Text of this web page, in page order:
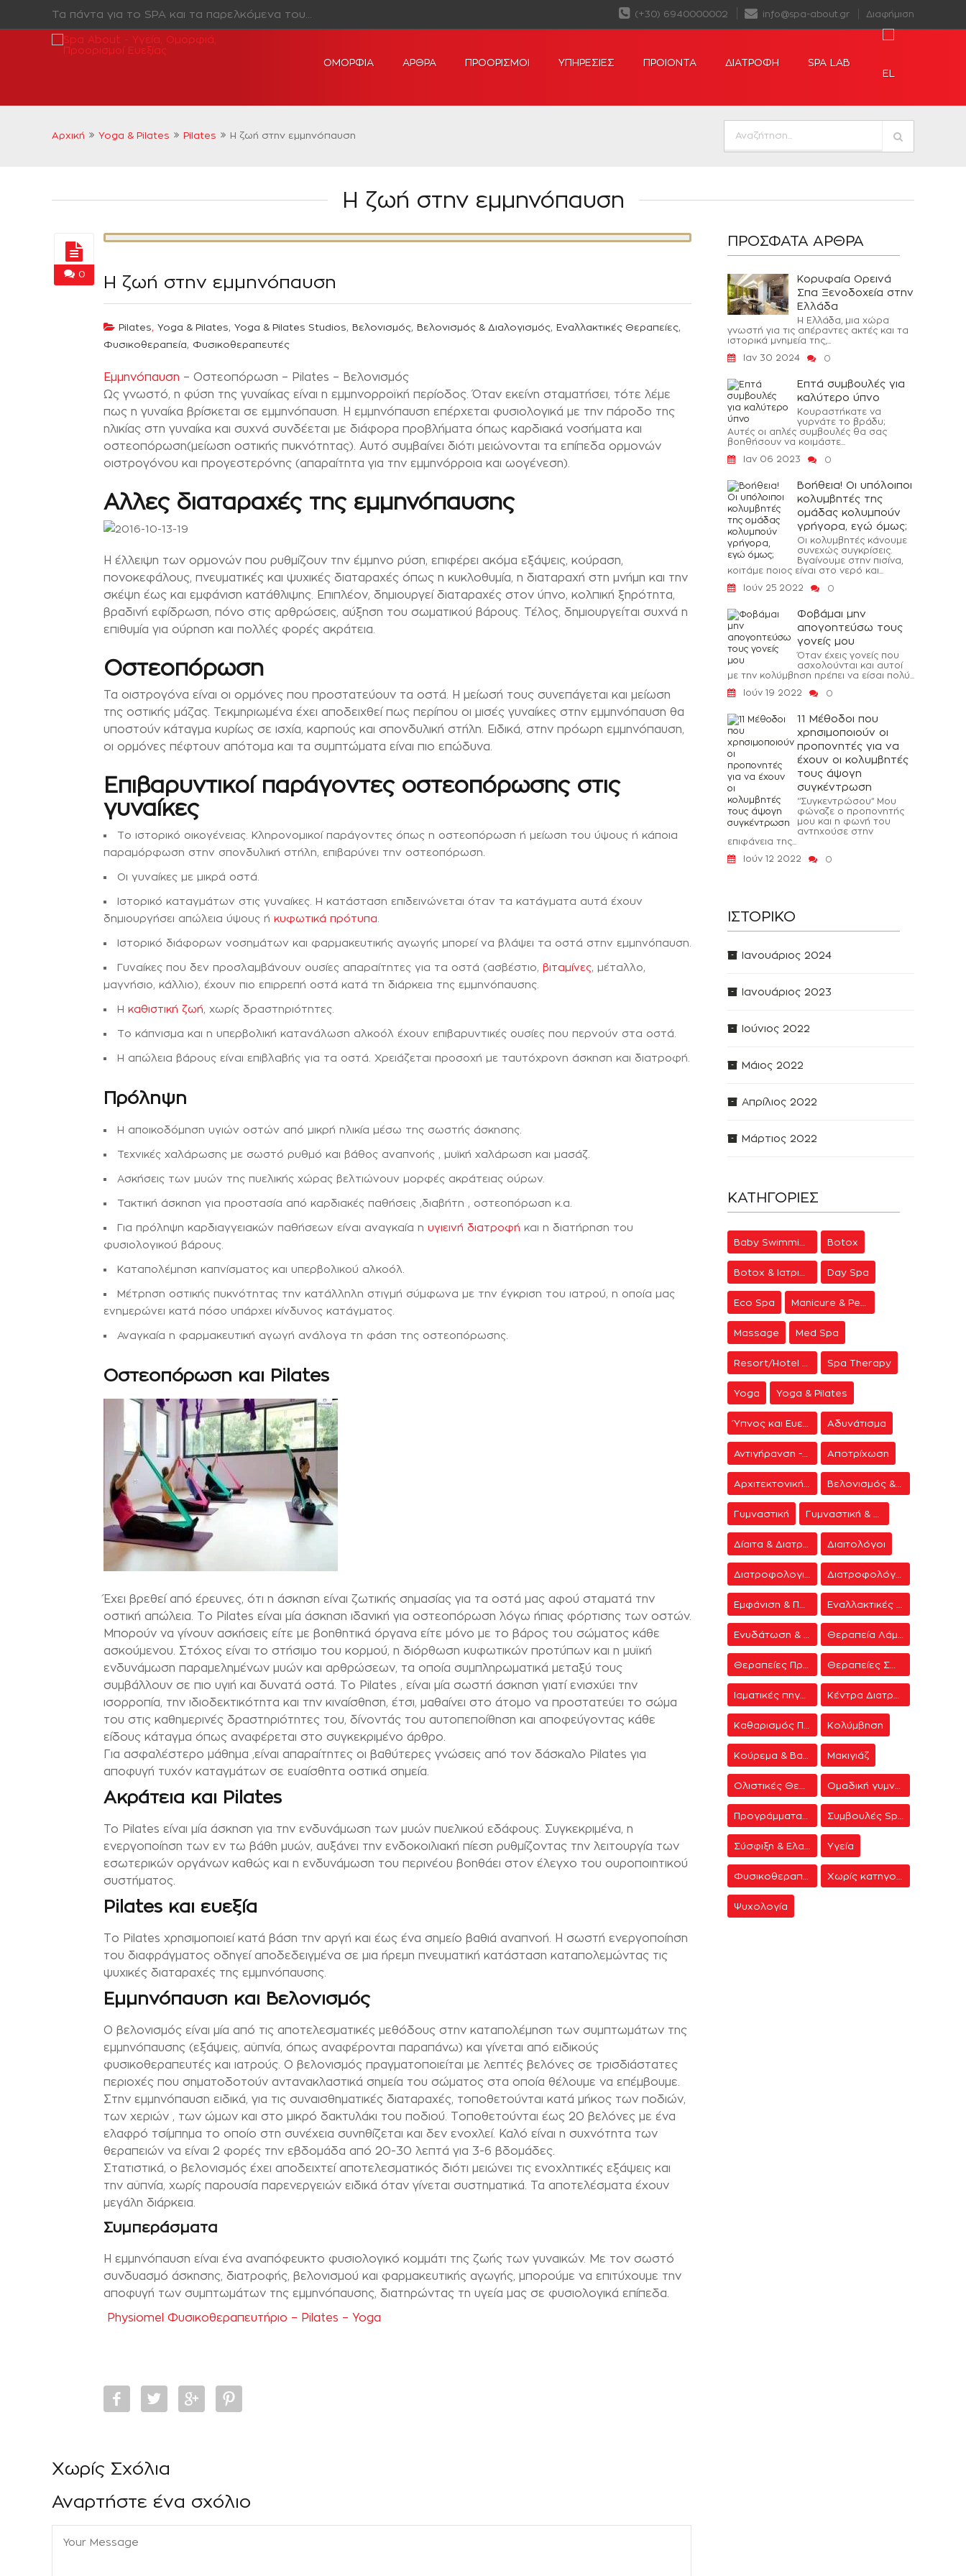
Τα πάντα για το SPA και τα παρελκόμενα του… (+30) 6940000002 info@spa-about.gr Διαφήμιση
ΟΜΟΡΦΙΑ ΑΡΘΡΑ ΠΡΟΟΡΙΣΜΟΙ ΥΠΗΡΕΣΙΕΣ ΠΡΟΙΟΝΤΑ ΔΙΑΤΡΟΦΗ SPA LAB
Αρχική Yoga & Pilates Pilates Η ζωή στην εμμηνόπαυση
Η ζωή στην εμμηνόπαυση
0 Η ζωή στην εμμηνόπαυση
Pilates, Yoga & Pilates, Yoga & Pilates Studios, Βελονισμός, Βελονισμός & Διαλογισμός, Εναλλακτικές Θεραπείες,
Φυσικοθεραπεία, Φυσικοθεραπευτές
Εμμηνόπαυση – Οστεοπόρωση – Pilates – Βελονισμός
Ως γνωστό, η φύση της γυναίκας είναι η εμμηνορροϊκή περίοδος. Όταν εκείνη σταματήσει, τότε λέμε
πως η γυναίκα βρίσκεται σε εμμηνόπαυση. Η εμμηνόπαυση επέρχεται φυσιολογικά με την πάροδο της
ηλικίας στη γυναίκα και συχνά συνδέεται με διάφορα προβλήματα όπως καρδιακά νοσήματα και
οστεοπόρωση(μείωση οστικής πυκνότητας). Αυτό συμβαίνει διότι μειώνονται τα επίπεδα ορμονών
οιστρογόνου και προγεστερόνης (απαραίτητα για την εμμηνόρροια και ωογένεση).
Αλλες διαταραχές της εμμηνόπαυσης
Η έλλειψη των ορμονών που ρυθμίζουν την έμμηνο ρύση, επιφέρει ακόμα εξάψεις, κούραση,
πονοκεφάλους, πνευματικές και ψυχικές διαταραχές όπως η κυκλοθυμία, η διαταραχή στη μνήμη και την
σκέψη έως και εμφάνιση κατάθλιψης. Επιπλέον, δημιουργεί διαταραχές στον ύπνο, κολπική ξηρότητα,
βραδινή εφίδρωση, πόνο στις αρθρώσεις, αύξηση του σωματικού βάρους. Τέλος, δημιουργείται συχνά η
επιθυμία για ούρηση και πολλές φορές ακράτεια.
Οστεοπόρωση
Τα οιστρογόνα είναι οι ορμόνες που προστατεύουν τα οστά. Η μείωσή τους συνεπάγεται και μείωση
της οστικής μάζας. Τεκμηριωμένα έχει αποδειχθεί πως περίπου οι μισές γυναίκες στην εμμηνόπαυση θα
υποστούν κάταγμα κυρίως σε ισχία, καρπούς και σπονδυλική στήλη. Ειδικά, στην πρόωρη εμμηνόπαυση,
οι ορμόνες πέφτουν απότομα και τα συμπτώματα είναι πιο επώδυνα.
Επιβαρυντικοί παράγοντες οστεοπόρωσης στις
γυναίκες
Το ιστορικό οικογένειας. Κληρονομικοί παράγοντες όπως η οστεοπόρωση ή μείωση του ύψους ή κάποια
παραμόρφωση στην σπονδυλική στήλη, επιβαρύνει την οστεοπόρωση.
Οι γυναίκες με μικρά οστά.
Ιστορικό καταγμάτων στις γυναίκες. Η κατάσταση επιδεινώνεται όταν τα κατάγματα αυτά έχουν
δημιουργήσει απώλεια ύψους ή κυφωτικά πρότυπα
Ιστορικό διάφορων νοσημάτων και φαρμακευτικής αγωγής μπορεί να βλάψει τα οστά στην εμμηνόπαυση.
Γυναίκες που δεν προσλαμβάνουν ουσίες απαραίτητες για τα οστά (ασβέστιο, βιταμίνες, μέταλλο,
μαγνήσιο, κάλλιο), έχουν πιο επιρρεπή οστά κατά τη διάρκεια της εμμηνόπαυσης.
Η καθιστική ζωή, χωρίς δραστηριότητες.
Το κάπνισμα και η υπερβολική κατανάλωση αλκοόλ έχουν επιβαρυντικές ουσίες που περνούν στα οστά.
Η απώλεια βάρους είναι επιβλαβής για τα οστά. Χρειάζεται προσοχή με ταυτόχρονη άσκηση και διατροφή.
Πρόληψη
Η αποικοδόμηση υγιών οστών από μικρή ηλικία μέσω της σωστής άσκησης.
Τεχνικές χαλάρωσης με σωστό ρυθμό και βάθος αναπνοής , μυϊκή χαλάρωση και μασάζ.
Ασκήσεις των μυών της πυελικής χώρας βελτιώνουν μορφές ακράτειας ούρων.
Τακτική άσκηση για προστασία από καρδιακές παθήσεις ,διαβήτη , οστεοπόρωση κ.α.
Για πρόληψη καρδιαγγειακών παθήσεων είναι αναγκαία η υγιεινή διατροφή και η διατήρηση του
φυσιολογικού βάρους.
Καταπολέμηση καπνίσματος και υπερβολικού αλκοόλ.
Μέτρηση οστικής πυκνότητας την κατάλληλη στιγμή σύμφωνα με την έγκριση του ιατρού, η οποία μας
ενημερώνει κατά πόσο υπάρχει κίνδυνος κατάγματος.
Αναγκαία η φαρμακευτική αγωγή ανάλογα τη φάση της οστεοπόρωσης.
Οστεοπόρωση και Pilates
Έχει βρεθεί από έρευνες, ότι η άσκηση είναι ζωτικής σημασίας για τα οστά μας αφού σταματά την
οστική απώλεια. Το Pilates είναι μία άσκηση ιδανική για οστεοπόρωση λόγω ήπιας φόρτισης των οστών.
Μπορούν να γίνουν ασκήσεις είτε με βοηθητικά όργανα είτε μόνο με το βάρος του σώματος κάθε
ασκούμενου. Στόχος είναι το στήσιμο του κορμού, η διόρθωση κυφωτικών προτύπων και η μυϊκή
ενδυνάμωση παραμελημένων μυών και αρθρώσεων, τα οποία συμπληρωματικά μεταξύ τους
συμβάλλουν σε πιο υγιή και δυνατά οστά. Το Pilates , είναι μία σωστή άσκηση γιατί ενισχύει την
ισορροπία, την ιδιοδεκτικότητα και την κιναίσθηση, έτσι, μαθαίνει στο άτομο να προστατεύει το σώμα
του στις καθημερινές δραστηριότητες του, δίνοντάς του αυτοπεποίθηση και αποφεύγοντας κάθε
είδους κάταγμα όπως αναφέρεται στο συγκεκριμένο άρθρο.
Για ασφαλέστερο μάθημα ,είναι απαραίτητες οι βαθύτερες γνώσεις από τον δάσκαλο Pilates για
αποφυγή τυχόν καταγμάτων σε ευαίσθητα οστικά σημεία.
Ακράτεια και Pilates
To Pilates είναι μία άσκηση για την ενδυνάμωση των μυών πυελικού εδάφους. Συγκεκριμένα, η
ενεργοποίηση των εν τω βάθη μυών, αυξάνει την ενδοκοιλιακή πίεση ρυθμίζοντας την λειτουργία των
εσωτερικών οργάνων καθώς και η ενδυνάμωση του περινέου βοηθάει στον έλεγχο του ουροποιητικού
συστήματος.
Pilates και ευεξία
Τo Pilates χρησιμοποιεί κατά βάση την αργή και έως ένα σημείο βαθιά αναπνοή. Η σωστή ενεργοποίηση
του διαφράγματος οδηγεί αποδεδειγμένα σε μια ήρεμη πνευματική κατάσταση καταπολεμώντας τις
ψυχικές διαταραχές της εμμηνόπαυσης.
Εμμηνόπαυση και Βελονισμός
Ο βελονισμός είναι μία από τις αποτελεσματικές μεθόδους στην καταπολέμηση των συμπτωμάτων της
εμμηνόπαυσης (εξάψεις, αϋπνία, όπως αναφέρονται παραπάνω) και γίνεται από ειδικούς
φυσικοθεραπευτές και ιατρούς. Ο βελονισμός πραγματοποιείται με λεπτές βελόνες σε τρισδιάστατες
περιοχές που σηματοδοτούν αντανακλαστικά σημεία του σώματος στα οποία θέλουμε να επέμβουμε.
Στην εμμηνόπαυση ειδικά, για τις συναισθηματικές διαταραχές, τοποθετούνται κατά μήκος των ποδιών,
των χεριών , των ώμων και στο μικρό δακτυλάκι του ποδιού. Τοποθετούνται έως 20 βελόνες με ένα
ελαφρό τσίμπημα το οποίο στη συνέχεια συνηθίζεται και δεν ενοχλεί. Καλό είναι η συχνότητα των
θεραπειών να είναι 2 φορές την εβδομάδα από 20-30 λεπτά για 3-6 βδομάδες.
Στατιστικά, ο βελονισμός έχει αποδειχτεί αποτελεσματικός διότι μειώνει τις ενοχλητικές εξάψεις και
την αϋπνία, χωρίς παρουσία παρενεργειών ειδικά όταν γίνεται συστηματικά. Τα αποτελέσματα έχουν
μεγάλη διάρκεια.
Συμπεράσματα
Η εμμηνόπαυση είναι ένα αναπόφευκτο φυσιολογικό κομμάτι της ζωής των γυναικών. Με τον σωστό
συνδυασμό άσκησης, διατροφής, βελονισμού και φαρμακευτικής αγωγής, μπορούμε να επιτύχουμε την
αποφυγή των συμπτωμάτων της εμμηνόπαυσης, διατηρώντας τη υγεία μας σε φυσιολογικά επίπεδα.
Physiomel Φυσικοθεραπευτήριο – Pilates – Yoga
Χωρίς Σχόλια
Αναρτήστε ένα σχόλιο
ΠΡΌΣΦΑΤΑ ΆΡΘΡΑ
Κορυφαία Ορεινά
Σπα Ξενοδοχεία στην
Ελλάδα
Η Ελλάδα, μια χώρα
γνωστή για τις απέραντες ακτές και τα
ιστορικά μνημεία της,...
Ιαν 30 2024
0
Επτά συμβουλές για
καλύτερο ύπνο
Κουραστήκατε να
γυρνάτε το βράδυ;
Αυτές οι απλές συμβουλές θα σας
βοηθήσουν να κοιμάστε...
Ιαν 06 2023
0
Βοήθεια! Οι υπόλοιποι
κολυμβητές της
ομάδας κολυμπούν
γρήγορα, εγώ όμως;
Οι κολυμβητές κάνουμε
συνεχώς συγκρίσεις.
Βγαίνουμε στην πισίνα,
κοιτάμε ποιος είναι στο νερό και...
Ιούν 25 2022
0
Φοβάμαι μην
απογοητεύσω τους
γονείς μου
Όταν έχεις γονείς που
ασχολούνται και αυτοί
με την κολύμβηση πρέπει να είσαι πολύ...
Ιούν 19 2022
0
11 Μέθοδοι που
χρησιμοποιούν οι
προπονητές για να
έχουν οι κολυμβητές
τους άψογη
συγκέντρωση
‘’Συγκεντρώσου’’ Μου
φώναζε ο προπονητής
μου και η φωνή του
αντηχούσε στην
επιφάνεια της...
Ιούν 12 2022
0
ΙΣΤΟΡΙΚΌ
Ιανουάριος 2024
Ιανουάριος 2023
Ιούνιος 2022
Μάιος 2022
Απρίλιος 2022
Μάρτιος 2022
ΚΑΤΗΓΟΡΊΕΣ
Botox
Day Spa
Eco Spa
Massage Med Spa
Spa Therapy
Yoga Yoga & Pilates
Αδυνάτισμα
Αποτρίχωση
Βελονισμός & Διαλογισμός
Γυμναστική
Διαιτολόγοι
Διατροφολόγοι
Θεραπείες Σώματος
Κολύμβηση
Μακιγιάζ
Ομαδική γυμναστική
Υγεία
Ψυχολογία